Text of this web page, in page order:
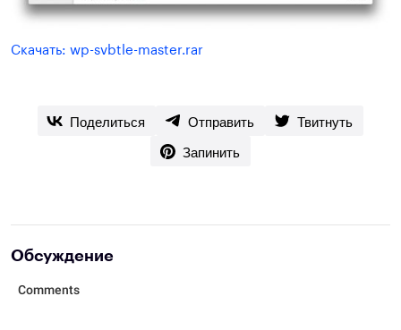
Скачать: wp-svbtle-master.rar
Поделиться Отправить
Твитнуть
Запинить
Обсуждение